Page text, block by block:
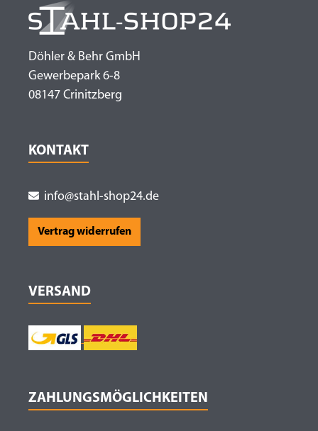
Döhler & Behr GmbH
Gewerbepark 6-8
08147 Crinitzberg
KONTAKT
info@stahl-shop24.de
Vertrag widerrufen
VERSAND
ZAHLUNGSMÖGLICHKEITEN